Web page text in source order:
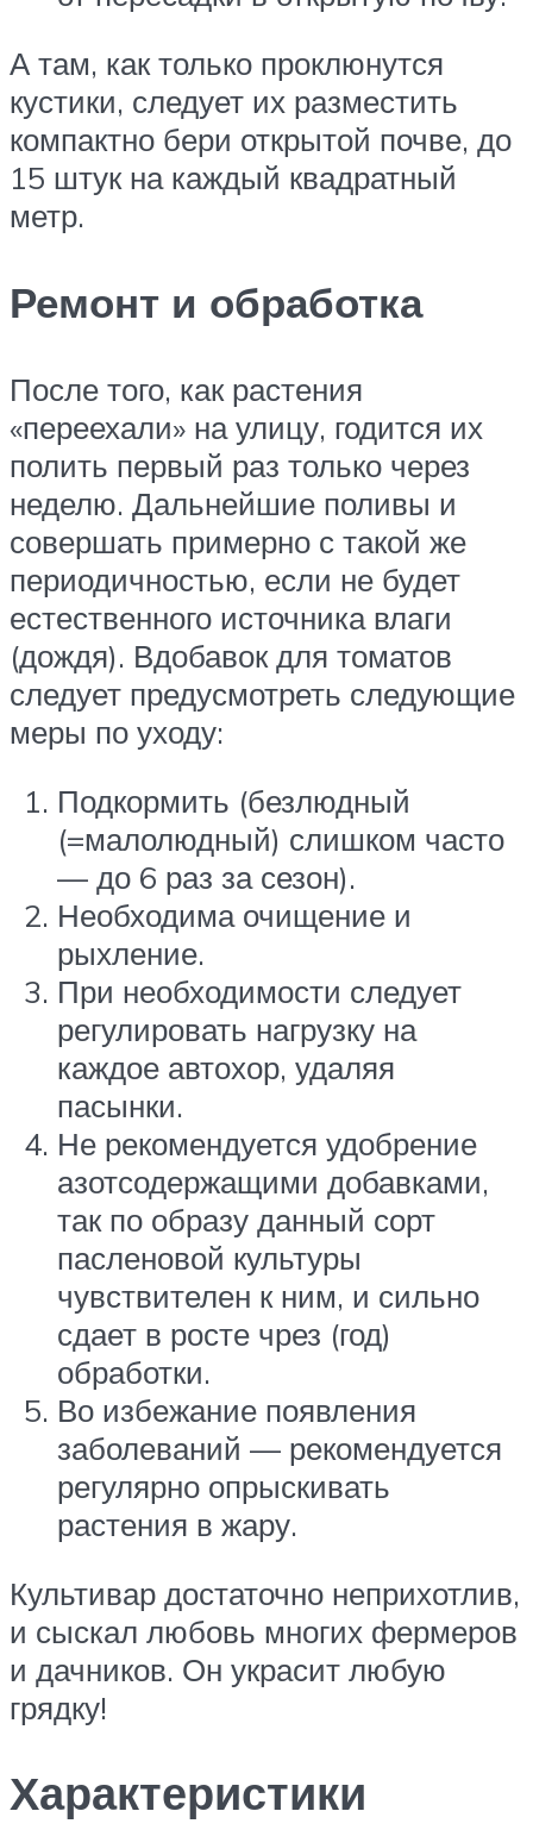
А там, как только проклюнутся
кустики, следует их разместить
компактно бери открытой почве, до
15 штук на каждый квадратный
метр.
Ремонт и обработка
После того, как растения
«переехали» на улицу, годится их
полить первый раз только через
неделю. Дальнейшие поливы и
совершать примерно с такой же
периодичностью, если не будет
естественного источника влаги
(дождя). Вдобавок для томатов
следует предусмотреть следующие
меры по уходу:
Подкормить (безлюдный
(=малолюдный) слишком часто
— до 6 раз за сезон).
Необходима очищение и
рыхление.
При необходимости следует
регулировать нагрузку на
каждое автохор, удаляя
пасынки.
Не рекомендуется удобрение
азотсодержащими добавками,
так по образу данный сорт
пасленовой культуры
чувствителен к ним, и сильно
сдает в росте чрез (год)
обработки.
Во избежание появления
заболеваний — рекомендуется
регулярно опрыскивать
растения в жару.
Культивар достаточно неприхотлив,
и сыскал любовь многих фермеров
и дачников. Он украсит любую
грядку!
Характеристики